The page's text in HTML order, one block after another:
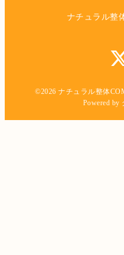
ナチュラル整
©2026ナチュラル整体
Powered by